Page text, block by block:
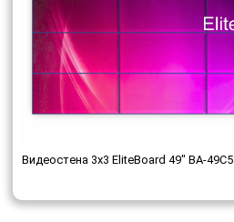
Видеостена 3x3 EliteBoard 49" BA-49C5